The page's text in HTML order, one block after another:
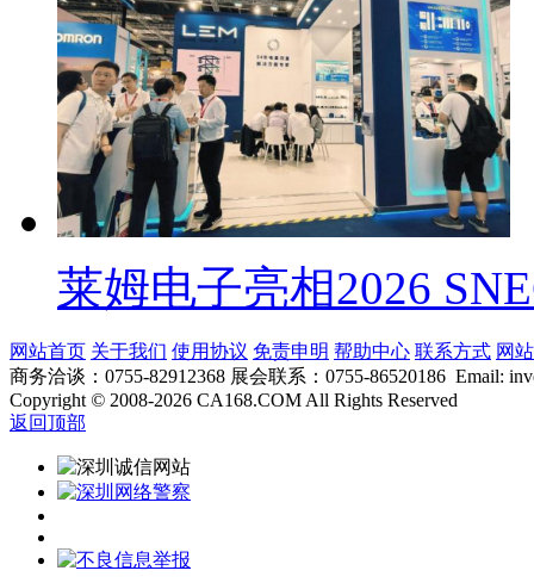
莱姆电子亮相2026
网站首页 关于我们 使用协议 免责申明 帮助中心 联系方式 网
商务洽谈：0755-82912368 展会联系：0755-86520186 Email:
Copyright © 2008-2026 CA168.COM All Rights Reserved
返回顶部